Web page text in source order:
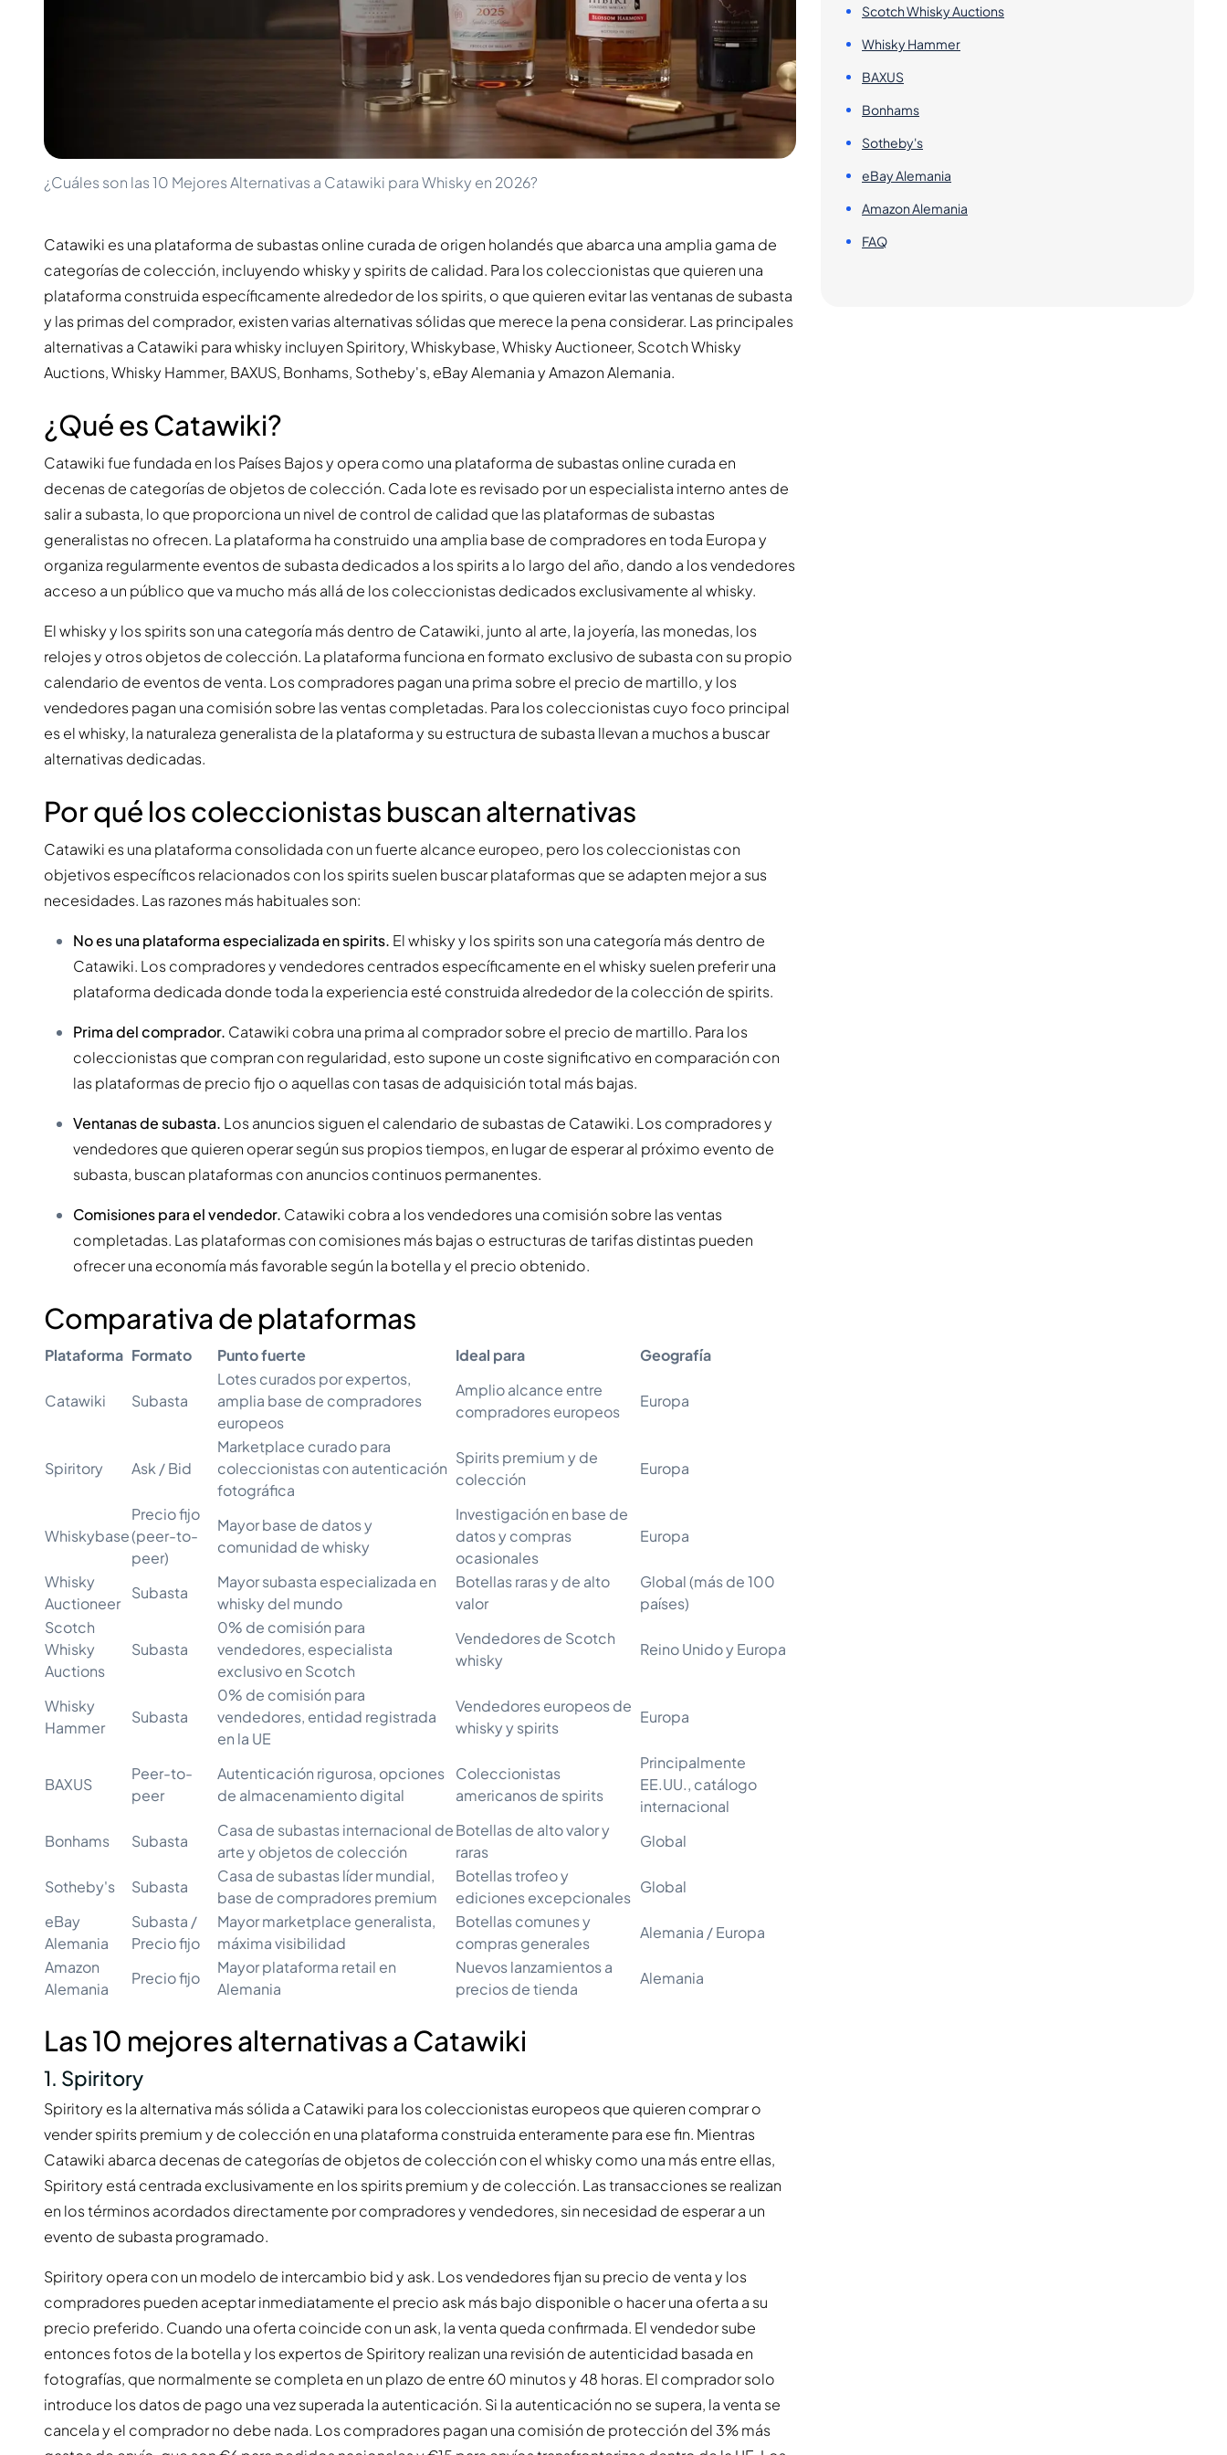
Whisky Ahumado
Diplomatico
Monkey 47
Remy Martin
¿Cuáles son las 10 Mejores Alternativas a Catawiki para Whisky en 2026?
Catawiki es una plataforma de subastas online curada de origen holandés que abarca una amplia gama de
categorías de colección, incluyendo whisky y spirits de calidad. Para los coleccionistas que quieren una
plataforma construida específicamente alrededor de los spirits, o que quieren evitar las ventanas de subasta
y las primas del comprador, existen varias alternativas sólidas que merece la pena considerar. Las principales
alternativas a Catawiki para whisky incluyen Spiritory, Whiskybase, Whisky Auctioneer, Scotch Whisky
Auctions, Whisky Hammer, BAXUS, Bonhams, Sotheby's, eBay Alemania y Amazon Alemania.
¿Qué es Catawiki?
Catawiki fue fundada en los Países Bajos y opera como una plataforma de subastas online curada en
decenas de categorías de objetos de colección. Cada lote es revisado por un especialista interno antes de
salir a subasta, lo que proporciona un nivel de control de calidad que las plataformas de subastas
generalistas no ofrecen. La plataforma ha construido una amplia base de compradores en toda Europa y
organiza regularmente eventos de subasta dedicados a los spirits a lo largo del año, dando a los vendedores
acceso a un público que va mucho más allá de los coleccionistas dedicados exclusivamente al whisky.
El whisky y los spirits son una categoría más dentro de Catawiki, junto al arte, la joyería, las monedas, los
relojes y otros objetos de colección. La plataforma funciona en formato exclusivo de subasta con su propio
calendario de eventos de venta. Los compradores pagan una prima sobre el precio de martillo, y los
vendedores pagan una comisión sobre las ventas completadas. Para los coleccionistas cuyo foco principal
es el whisky, la naturaleza generalista de la plataforma y su estructura de subasta llevan a muchos a buscar
alternativas dedicadas.
Por qué los coleccionistas buscan alternativas
Catawiki es una plataforma consolidada con un fuerte alcance europeo, pero los coleccionistas con
objetivos específicos relacionados con los spirits suelen buscar plataformas que se adapten mejor a sus
necesidades. Las razones más habituales son:
No es una plataforma especializada en spirits. El whisky y los spirits son una categoría más dentro de
Catawiki. Los compradores y vendedores centrados específicamente en el whisky suelen preferir una
plataforma dedicada donde toda la experiencia esté construida alrededor de la colección de spirits.
Prima del comprador. Catawiki cobra una prima al comprador sobre el precio de martillo. Para los
coleccionistas que compran con regularidad, esto supone un coste significativo en comparación con
las plataformas de precio fijo o aquellas con tasas de adquisición total más bajas.
Ventanas de subasta. Los anuncios siguen el calendario de subastas de Catawiki. Los compradores y
vendedores que quieren operar según sus propios tiempos, en lugar de esperar al próximo evento de
subasta, buscan plataformas con anuncios continuos permanentes.
Comisiones para el vendedor. Catawiki cobra a los vendedores una comisión sobre las ventas
completadas. Las plataformas con comisiones más bajas o estructuras de tarifas distintas pueden
ofrecer una economía más favorable según la botella y el precio obtenido.
Comparativa de plataformas
Plataforma Formato Punto fuerte Ideal para Geografía
Catawiki Subasta
Lotes curados por expertos,
amplia base de compradores
europeos
Amplio alcance entre
compradores europeos
Europa
Spiritory Ask / Bid
Marketplace curado para
coleccionistas con autenticación
fotográfica
Spirits premium y de
colección
Europa
Whiskybase
Precio fijo
(peer-to-
peer)
Mayor base de datos y
comunidad de whisky
Investigación en base de
datos y compras
ocasionales
Europa
Whisky
Auctioneer
Subasta
Mayor subasta especializada en
whisky del mundo
Botellas raras y de alto
valor
Global (más de 100
países)
Scotch
Whisky
Auctions
Subasta
0% de comisión para
vendedores, especialista
exclusivo en Scotch
Vendedores de Scotch
whisky
Reino Unido y Europa
Whisky
Hammer
Subasta
0% de comisión para
vendedores, entidad registrada
en la UE
Vendedores europeos de
whisky y spirits
Europa
BAXUS
Peer-to-
peer
Autenticación rigurosa, opciones
de almacenamiento digital
Coleccionistas
americanos de spirits
Principalmente
EE.UU., catálogo
internacional
Bonhams
Subasta
Casa de subastas internacional de
arte y objetos de colección
Botellas de alto valor y
raras
Global
Sotheby's Subasta
Casa de subastas líder mundial,
base de compradores premium
Botellas trofeo y
ediciones excepcionales
Global
eBay
Alemania
Subasta /
Precio fijo
Mayor marketplace generalista,
máxima visibilidad
Botellas comunes y
compras generales
Alemania / Europa
Amazon
Alemania
Precio fijo
Mayor plataforma retail en
Alemania
Nuevos lanzamientos a
precios de tienda
Alemania
Las 10 mejores alternativas a Catawiki
1. Spiritory
Spiritory es la alternativa más sólida a Catawiki para los coleccionistas europeos que quieren comprar o
vender spirits premium y de colección en una plataforma construida enteramente para ese fin. Mientras
Catawiki abarca decenas de categorías de objetos de colección con el whisky como una más entre ellas,
Spiritory está centrada exclusivamente en los spirits premium y de colección. Las transacciones se realizan
en los términos acordados directamente por compradores y vendedores, sin necesidad de esperar a un
evento de subasta programado.
Spiritory opera con un modelo de intercambio bid y ask. Los vendedores fijan su precio de venta y los
compradores pueden aceptar inmediatamente el precio ask más bajo disponible o hacer una oferta a su
precio preferido. Cuando una oferta coincide con un ask, la venta queda confirmada. El vendedor sube
entonces fotos de la botella y los expertos de Spiritory realizan una revisión de autenticidad basada en
fotografías, que normalmente se completa en un plazo de entre 60 minutos y 48 horas. El comprador solo
introduce los datos de pago una vez superada la autenticación. Si la autenticación no se supera, la venta se
cancela y el comprador no debe nada. Los compradores pagan una comisión de protección del 3% más
Scotch Whisky Auctions
Whisky Hammer
BAXUS
Bonhams
Sotheby's
eBay Alemania
Amazon Alemania
FAQ